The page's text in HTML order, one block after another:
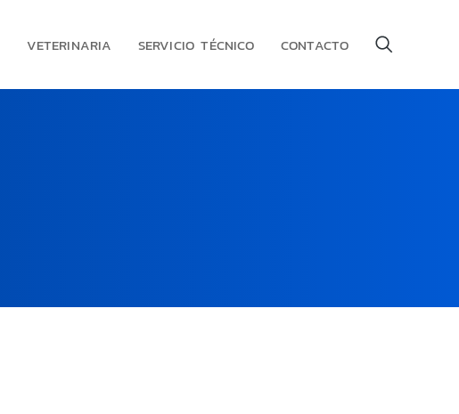
VETERINARIA SERVICIO TÉCNICO CONTACTO